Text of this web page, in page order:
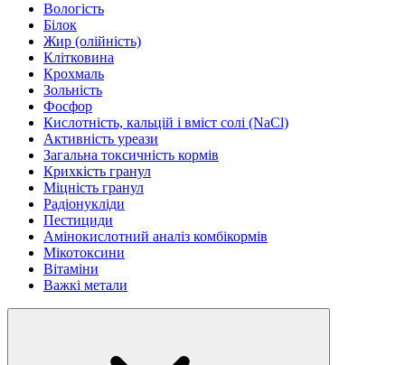
Вологість
Білок
Жир (олійність)
Клітковина
Крохмаль
Зольність
Фосфор
Кислотність, кальцій і вміст солі (NaCl)
Активність уреази
Загальна токсичність кормів
Крихкість гранул
Міцність гранул
Радіонукліди
Пестициди
Амінокислотний аналіз комбікормів
Мікотоксини
Вітаміни
Важкі метали